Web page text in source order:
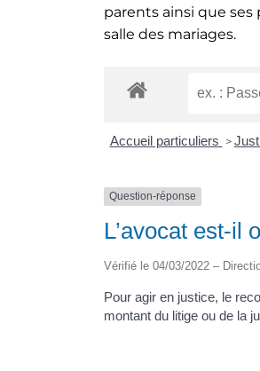
parents ainsi que
salle des mariages.
Accueil particuliers >
Question-réponse
L’avocat est-il
Vérifié le 04/03/2022 –
Pour agir en justice, le
montant du litige ou de la